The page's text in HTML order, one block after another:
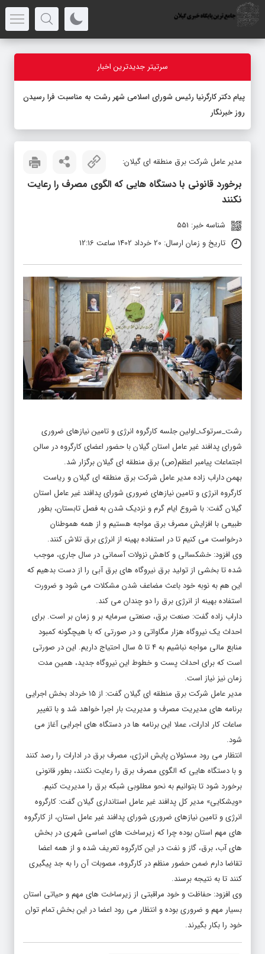
سرتیتر جدیدترین اخبار
پیام دکتر کارگرنیا رئیس شورای اسلامی شهر رشت به مناسبت فرا رسیدن
روز خبرنگار
مدیر عامل شرکت برق منطقه ای گیلان:
برخورد قانونی با دستگاه هایی که الگوی مصرف را رعایت
نکنند
شناسه خبر: 551
تاریخ و زمان ارسال: 20 خرداد 1402 ساعت 12:16
رشت_سرتوک_اولین جلسه کارگروه انرژی و تامین نیازهای ضروری
شورای پدافند غیر عامل استان گیلان با حضور اعضای کارگروه در سالن
اجتماعات پیامبر اعظم(ص) برق منطقه ای گیلان برگزار شد.
بهمن داراب زاده مدیر عامل شرکت برق منطقه ای گیلان و ریاست
کارگروه انرژی و تامین نیازهای ضروری شورای پدافند غیر عامل استان
گیلان گفت: با شروع ایام گرم و نزدیک شدن به فصل تابستان، بطور
طبیعی با افزایش مصرف برق مواجه هستیم و از همه هموطنان
درخواست می کنیم تا در استفاده بهینه از انرژی برق تلاش کنند.
وی افزود: خشکسالی و کاهش نزولات آسمانی در سال جاری، موجب
شده تا بخشی از تولید برق نیروگاه های برق آبی را از دست بدهیم که
این هم به نوبه خود باعث مضاعف شدن مشکلات می شود و ضرورت
استفاده بهینه از انرژی برق را دو چندان می کند.
داراب زاده گفت: صنعت برق، صنعتی سرمایه بر و زمان بر است. برای
احداث یک نیروگاه هزار مگاواتی و در صورتی که با هیچگونه کمبود
منابع مالی مواجه نباشیم به 4 تا 5 سال احتیاج داریم. این در صورتی
است که برای احداث پست و خطوط این نیروگاه جدید، همین مدت
زمان نیز نیاز است.
مدیر عامل شرکت برق منطقه ای گیلان گفت: از 15 خرداد بخش اجرایی
برنامه های مدیریت مصرف و مدیریت بار اجرا خواهد شد و با تغییر
ساعات کار ادارات، عملا این برنامه ها در دستگاه های اجرایی آغاز می
شود.
انتظار می رود مسئولان پایش انرژی، مصرف برق در ادارات را رصد کنند
و با دستگاه هایی که الگوی مصرف برق را رعایت نکنند، بطور قانونی
برخورد شود تا بتوانیم به نحو مطلوبی شبکه برق را مدیریت کنیم.
«ویشکایی» مدیر کل پدافند غیر عامل استانداری گیلان گفت: کارگروه
انرژی و تامین نیازهای ضروری شورای پدافند غیر عامل استان، از کارگروه
های مهم استان بوده چرا که زیرساخت های اساسی شهری در بخش
های آب، برق، گاز و نفت در این کارگروه تعریف شده و از همه اعضا
تقاضا دارم ضمن حضور منظم در کارگروه، مصوبات آن را به جد پیگیری
کنند تا به نتیجه برسند.
وی افزود: حفاظت و خود مراقبتی از زیرساخت های مهم و حیاتی استان
بسیار مهم و ضروری بوده و انتظار می رود اعضا در این بخش تمام توان
خود را بکار بگیرند.